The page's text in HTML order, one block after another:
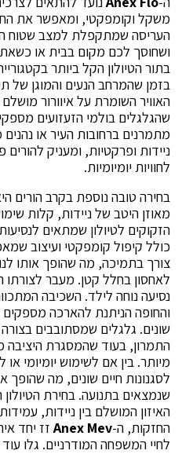
משקל וקומפקטי, ומאפשר את
העריסה שמתקפלת למצב שטוח
ושחוסך לכם מקום בבית או
בתור הטיולון הקל ביותר
בזמן שהמרחב הנעים והמוגן של
האוויר השומרת על איוורור
שהגלגלים בולמי הזעזועים
מתמרנים ברחובות העיר או
ניידות ופרקטיות, ומעניק
לחוויות יומיומיות.
בחירה טובה נוספת בקרב הורים
מאוזן היטב של ניידות, קלות
הזקוקים לטיולון שמתאים
כולל קיפול קומפקטי ועיצוב
צורך בתמיכה, מה שהופך אותו
לאחסון בחלל קטן. מעבר
נסיעה נוחה לילד. השכיבה
והחופה הניתנת להארכה מספקים
שונים. גלגלים שמסתובבים
התמרון, בעוד שהמסגרת
מיותר. בין אם לשימוש יומיומי או
לסגנונות חיים שונים, מה שהופך
שנמצאים בתנועה. בחירת הטיולון
האיזון המושלם בין ניידות,
החזקות, ה-Anex Mevזז יחד
לחיי המשפחה המודרניים. גלו